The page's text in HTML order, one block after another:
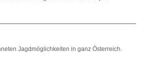
Jagdmöglichkeiten in ganz Österreich.